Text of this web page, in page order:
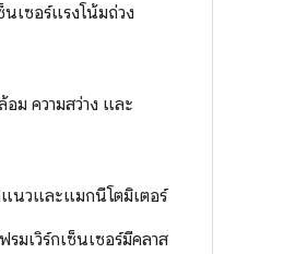
เซอร์แรงโน้มถ่วง
ม ความสว่าง และ
นวและแมกนีโตมิเตอร์
มเวิร์กเซ็นเซอร์มีคลาส